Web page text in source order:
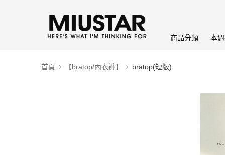
商品分類 本
首頁 【bratop/內衣褲】 bratop(短版)